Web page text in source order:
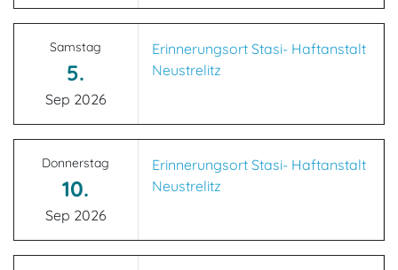
Samstag
5.
Sep 2026
Erinnerungsort Stasi- Haftanstalt
Neustrelitz
Donnerstag
10.
Sep 2026
Erinnerungsort Stasi- Haftanstalt
Neustrelitz